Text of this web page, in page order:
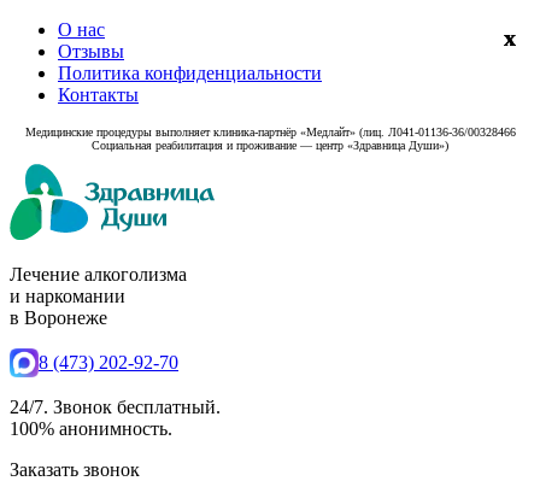
О нас
Отзывы
Политика конфиденциальности
Контакты
Медицинские процедуры выполняет клиника‑партнёр «Медлайт» (лиц. Л041-01136-36/00328466
Социальная реабилитация и проживание — центр «Здравница Души»)
Лечение алкоголизма
и наркомании
в Воронеже
8 (473) 202-92-70
24/7. Звонок бесплатный.
100% анонимность.
Заказать звонок